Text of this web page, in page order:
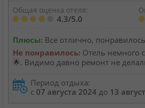
Общая оценка отеля:
4.3/5.0
Плюсы: Все отлично,
Не понравилось: Отель немного
🌟. Видимо давно ремонт не
Период отдыха:
с 07 августа 2024 до 13